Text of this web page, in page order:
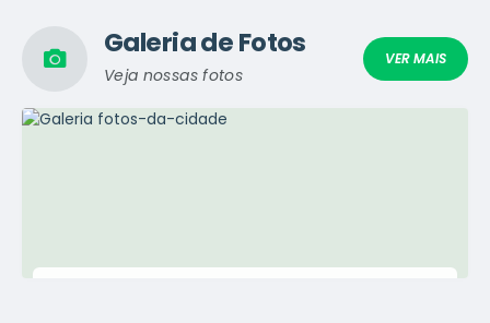
Galeria de Fotos
Veja nossas fotos
VER MAIS